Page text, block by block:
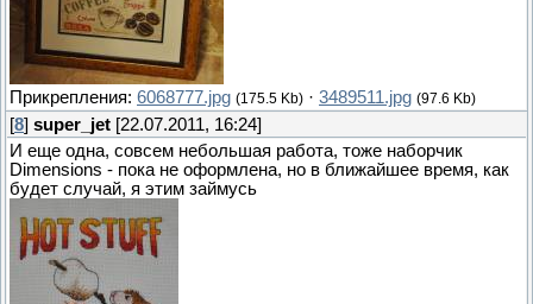
Прикрепления: 6068777.jpg (175.5 Kb) · 3489511.jpg (97.6 Kb)
[8] super_jet [22.07.2011, 16:24]
И еще одна, совсем небольшая работа, тоже наборчик
Dimensions - пока не оформлена, но в ближайшее время, как
будет случай, я этим займусь